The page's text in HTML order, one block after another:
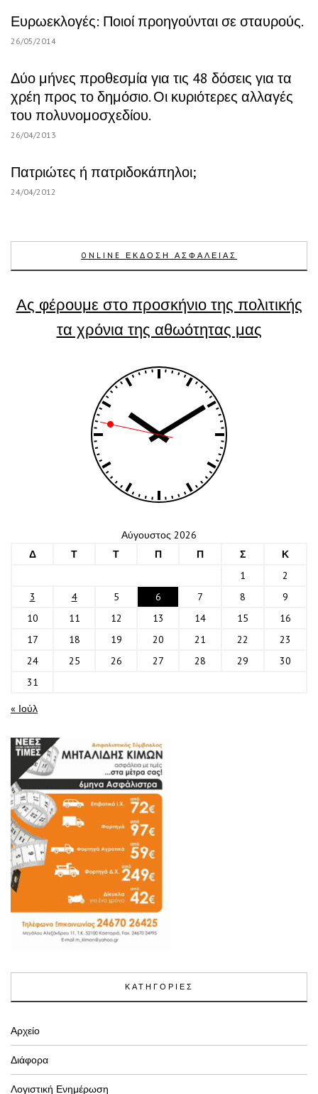
Ευρωεκλογές: Ποιοί προηγούνται σε σταυρούς.
26/05/2014
Δύο μήνες προθεσμία για τις 48 δόσεις για τα
χρέη προς το δημόσιο. Οι κυριότερες αλλαγές
του πολυνομοσχεδίου.
26/04/2013
Πατριώτες ή πατριδοκάπηλοι;
24/04/2012
ONLINE ΕΚΔΟΣΗ ΑΣΦΑΛΕΙΑΣ
Ας φέρουμε στο προσκήνιο της πολιτικής
τα χρόνια της αθωότητας μας
Αύγουστος 2026
Δ
Τ Τ Π Π Σ
Κ
1
2
3
4 5 6 7 8
9
10
11 12 13 14 15
16
17
18 19 20 21 22
23
24
25 26 27 28 29
30
31
« Ιούλ
ΚΑΤΗΓΟΡΙΕΣ
Αρχείο
Διάφορα
Λογιστική Ενημέρωση